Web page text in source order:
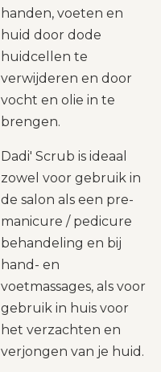
handen, voeten en
huid door dode
huidcellen te
verwijderen en door
vocht en olie in te
brengen.
Dadi' Scrub is ideaal
zowel voor gebruik in
de salon als een pre-
manicure / pedicure
behandeling en bij
hand- en
voetmassages, als voor
gebruik in huis voor
het verzachten en
verjongen van je huid.